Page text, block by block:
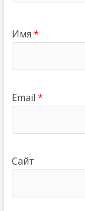
Имя *
Email *
Сайт